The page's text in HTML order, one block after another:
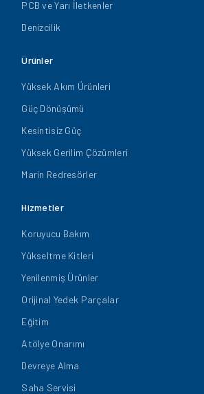
PCB ve Yarı İletkenler
Denizcilik
Ürünler
Yüksek Akım Ürünleri
Güç Dönüşümü
Kesintisiz Güç
Yüksek Gerilim Çözümleri
Marin Redresörler
Hizmetler
Koruyucu Bakım
Yükseltme Kitleri
Yenilenmiş Ürünler
Orijinal Yedek Parçalar
Eğitim
Atölye Onarımı
Devreye Alma
Saha Servisi